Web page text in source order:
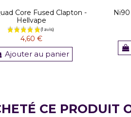
Core Fused Clapton -
Hellvape
4,60 €
Ajouter au panier
Ni90
CE PRODUIT